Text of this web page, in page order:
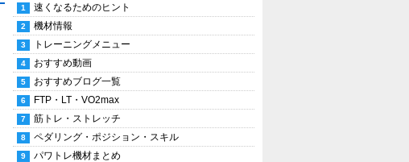
速くなるためのヒント
機材情報
トレーニングメニュー
おすすめ動画
おすすめブログ一覧
FTP・LT・VO2max
筋トレ・ストレッチ
ペダリング・ポジション・スキル
パワトレ機材まとめ